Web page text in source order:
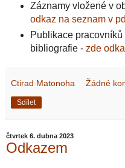
Záznamy vložené v
odkaz na seznam v
Publikace
bibliografie - zde
Ctirad Matonoha Žádné
Sdílet
čtvrtek 6. dubna 2023
Odkazem